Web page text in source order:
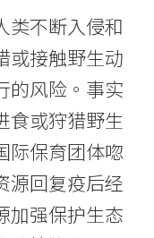
类不断入侵和
或接触野生动
的风险。事实
食或狩猎野生
际保育团体唿
源回复疫后经
加强保护生态